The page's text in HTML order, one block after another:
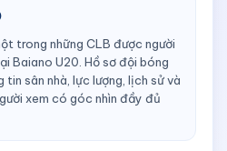
trong những CLB được người
Baiano U20. Hồ sơ đội bóng
sân nhà, lực lượng, lịch sử và
xem có góc nhìn đầy đủ